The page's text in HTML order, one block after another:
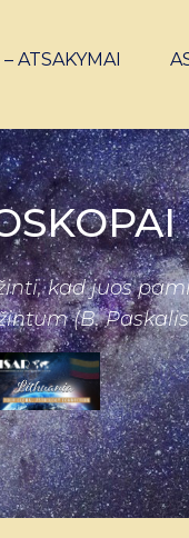
ATSAKYMAI
kad juos
(B.